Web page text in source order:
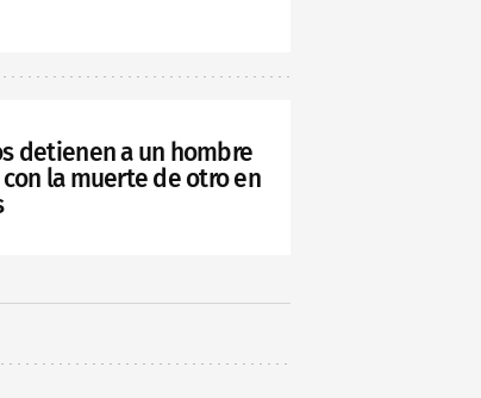
detienen a un hombre
la muerte de otro en